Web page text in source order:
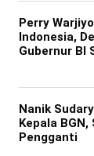
Perry
Indonesia,
Gubernur BI
Nanik
Kepala
Pengganti